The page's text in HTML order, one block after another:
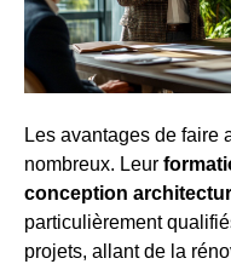
Les avantages de faire
nombreux. Leur
conception
particulièrement
projets, allant de la